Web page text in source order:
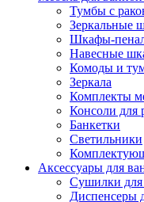
Тумбы с
Зеркальные
Шкафы-
Навесные
Комоды и
Зеркала
Комплекты
Консоли для
Банкетки
Светильники
Аксессуары для
Сушилки для
Диспенсеры